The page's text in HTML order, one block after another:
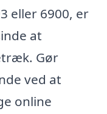
eller 6900, er
at
Gør
ved at
online